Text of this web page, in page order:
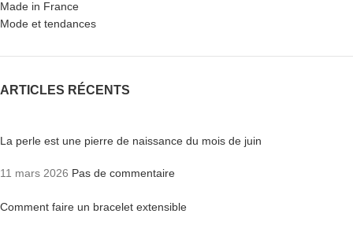
Made in France
Mode et tendances
ARTICLES RÉCENTS
La perle est une pierre de naissance du mois de juin
11 mars 2026 Pas de commentaire
Comment faire un bracelet extensible